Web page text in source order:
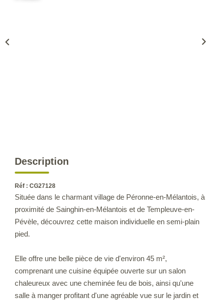
Description
Réf : CG27128
Située dans le charmant village de Péronne-en-Mélantois, à
proximité de Sainghin-en-Mélantois et de Templeuve-en-
Pévèle, découvrez cette maison individuelle en semi-plain
pied.
Elle offre une belle pièce de vie d'environ 45 m²,
comprenant une cuisine équipée ouverte sur un salon
chaleureux avec une cheminée feu de bois, ainsi qu'une
salle à manger profitant d'une agréable vue sur le jardin et